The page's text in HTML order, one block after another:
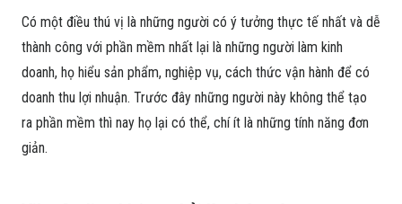
Có một điều thú vị là những người có ý tưởng thực tế nhất và dễ
thành công với phần mềm nhất lại là những người làm kinh
doanh, họ hiểu sản phẩm, nghiệp vụ, cách thức vận hành để có
doanh thu lợi nhuận. Trước đây những người này không thể tạo
ra phần mềm thì nay họ lại có thể, chí ít là những tính năng đơn
giản.